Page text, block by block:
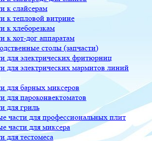
к слайсерам
к тепловой витрине
к хлеборезкам
к хот-дог аппаратам
столы (запчасти)
для электрических фритюрниц
для электрических мармитов линий
для барных миксеров
для пароконвектоматов
для гриль
части для профессиональных плит
части для миксера
для тестомеса